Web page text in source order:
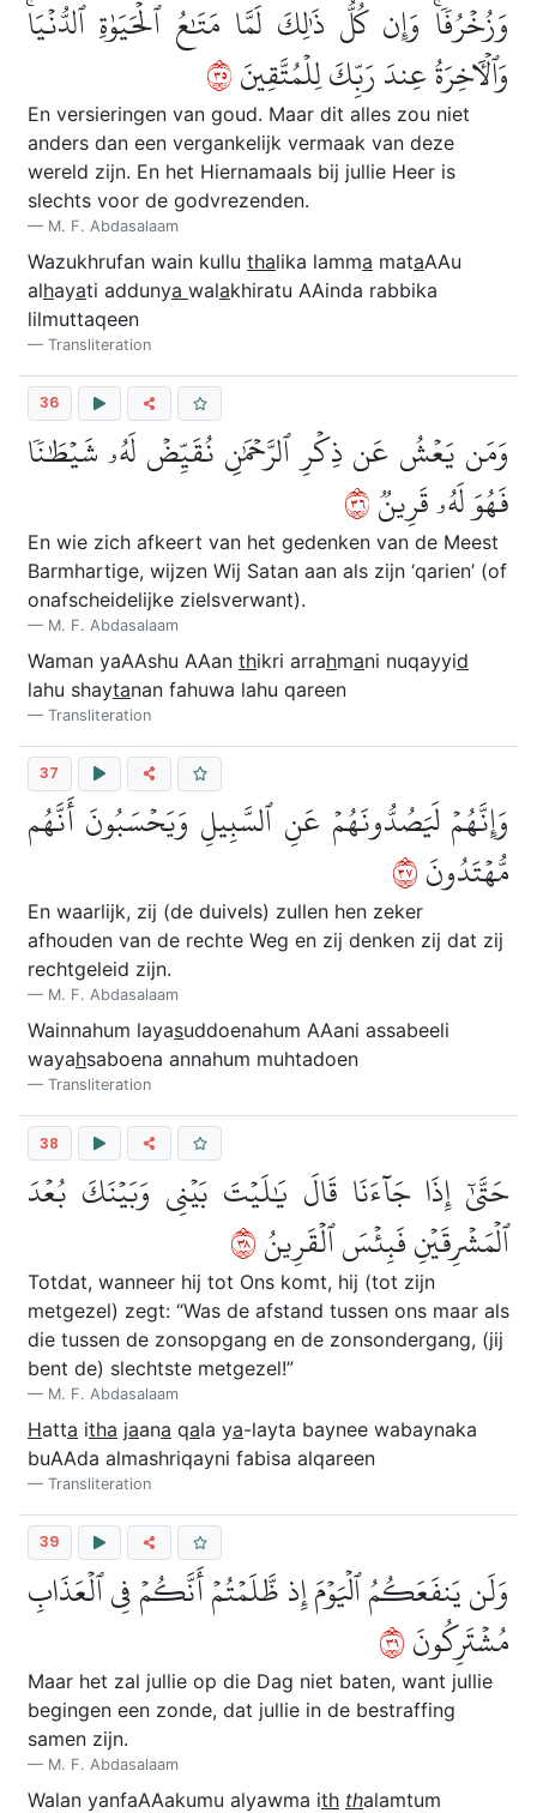
وَزُخۡرُفٗاۚ وَإِن كُلُّ ذَٰلِكَ لَمَّا مَتَٰعُ ٱلۡحَيَوٰةِ ٱلدُّنۡيَاۚ
وَٱلۡأٓخِرَةُ عِندَ رَبِّكَ لِلۡمُتَّقِينَ٥٣
En versieringen van goud. Maar dit alles zou niet
anders dan een vergankelijk vermaak van deze
wereld zijn. En het Hiernamaals bij jullie Heer is
slechts voor de godvrezenden.
M. F. Abdasalaam
Wazukhrufan wain kullu thalika lamma mataAAu
alhayati addunya walakhiratu AAinda rabbika
lilmuttaqeen
Transliteration
36
وَمَن يَعۡشُ عَن ذِكۡرِ ٱلرَّحۡمَٰنِ نُقَيِّضۡ لَهُۥ شَيۡطَٰنٗا
فَهُوَ لَهُۥ قَرِينٞ٦٣
En wie zich afkeert van het gedenken van de Meest
Barmhartige, wijzen Wij Satan aan als zijn ‘qarien’ (of
onafscheidelijke zielsverwant).
M. F. Abdasalaam
Waman yaAAshu AAan thikri arrahmani nuqayyid
lahu shaytanan fahuwa lahu qareen
Transliteration
37
وَإِنَّهُمۡ لَيَصُدُّونَهُمۡ عَنِ ٱلسَّبِيلِ وَيَحۡسَبُونَ أَنَّهُم
مُّهۡتَدُونَ٧٣
En waarlijk, zij (de duivels) zullen hen zeker
afhouden van de rechte Weg en zij denken zij dat zij
rechtgeleid zijn.
M. F. Abdasalaam
Wainnahum layasuddoenahum AAani assabeeli
wayahsaboena annahum muhtadoen
Transliteration
38
حَتَّىٰٓ إِذَا جَآءَنَا قَالَ يَٰلَيۡتَ بَيۡنِي وَبَيۡنَكَ بُعۡدَ
ٱلۡمَشۡرِقَيۡنِ فَبِئۡسَ ٱلۡقَرِينُ٨٣
Totdat, wanneer hij tot Ons komt, hij (tot zijn
metgezel) zegt: “Was de afstand tussen ons maar als
die tussen de zonsopgang en de zonsondergang, (jij
bent de) slechtste metgezel!”
M. F. Abdasalaam
Hatta itha jaana qala ya-layta baynee wabaynaka
buAAda almashriqayni fabisa alqareen
Transliteration
39
وَلَن يَنفَعَكُمُ ٱلۡيَوۡمَ إِذ ظَّلَمۡتُمۡ أَنَّكُمۡ فِي ٱلۡعَذَابِ
مُشۡتَرِكُونَ٩٣
Maar het zal jullie op die Dag niet baten, want jullie
begingen een zonde, dat jullie in de bestraffing
samen zijn.
M. F. Abdasalaam
Walan yanfaAAakumu alyawma ith thalamtum